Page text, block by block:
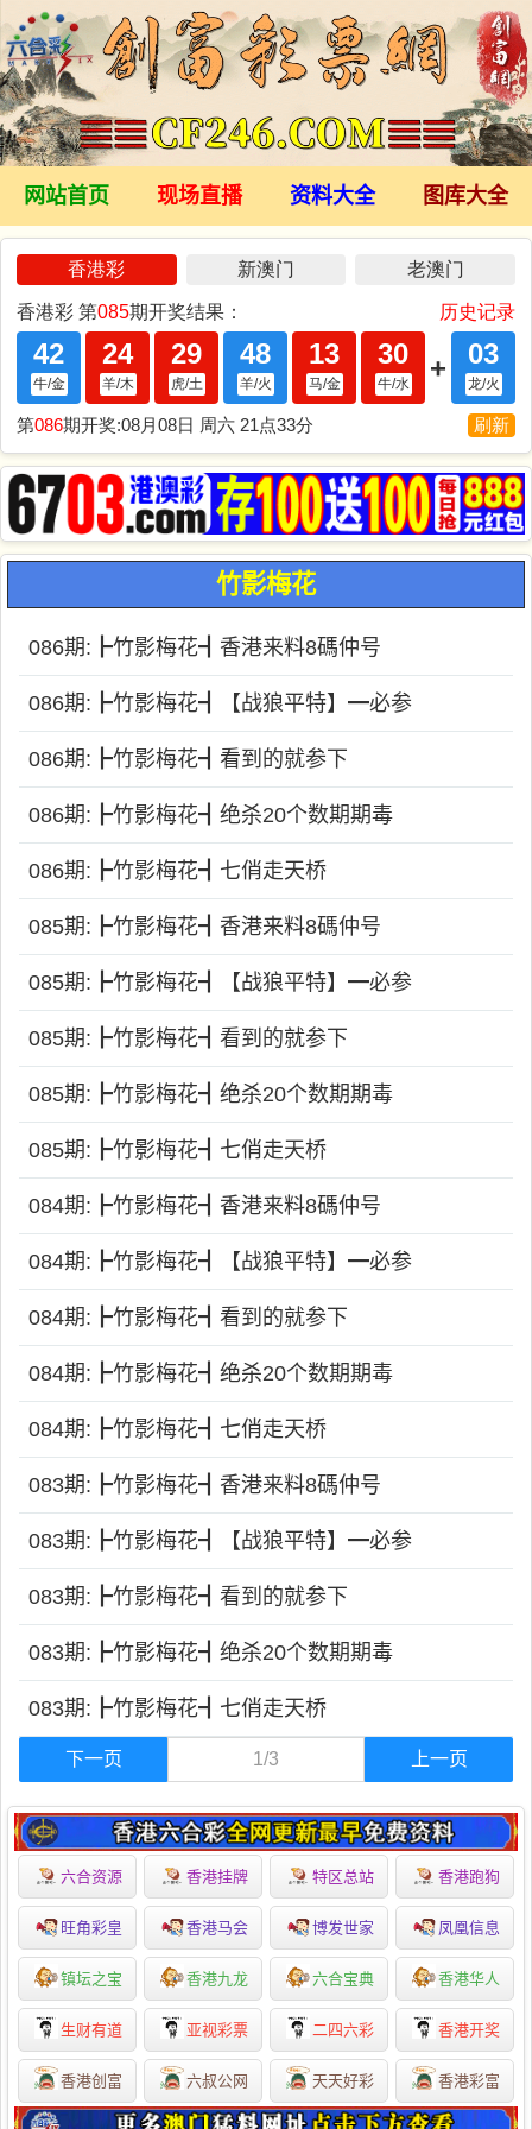
网站首页 现场直播 资料大全 图库大全
竹影梅花
086期:┣竹影梅花┫香港来料8碼仲号
086期:┣竹影梅花┫【战狼平特】━必参
086期:┣竹影梅花┫看到的就参下
086期:┣竹影梅花┫绝杀20个数期期毒
086期:┣竹影梅花┫七俏走天桥
085期:┣竹影梅花┫香港来料8碼仲号
085期:┣竹影梅花┫【战狼平特】━必参
085期:┣竹影梅花┫看到的就参下
085期:┣竹影梅花┫绝杀20个数期期毒
085期:┣竹影梅花┫七俏走天桥
084期:┣竹影梅花┫香港来料8碼仲号
084期:┣竹影梅花┫【战狼平特】━必参
084期:┣竹影梅花┫看到的就参下
084期:┣竹影梅花┫绝杀20个数期期毒
084期:┣竹影梅花┫七俏走天桥
083期:┣竹影梅花┫香港来料8碼仲号
083期:┣竹影梅花┫【战狼平特】━必参
083期:┣竹影梅花┫看到的就参下
083期:┣竹影梅花┫绝杀20个数期期毒
083期:┣竹影梅花┫七俏走天桥
下一页 1/3 上一页
六合资源 香港挂牌 特区总站 香港跑狗
旺角彩皇 香港马会 博发世家 凤凰信息
镇坛之宝 香港九龙 六合宝典 香港华人
生财有道 亚视彩票 二四六彩 香港开奖
香港创富 六叔公网 天天好彩 香港彩富